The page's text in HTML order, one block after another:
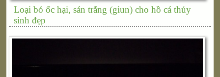
Loại bỏ ốc hại, sán trắng (giun) cho hồ cá thủy
sinh đẹp